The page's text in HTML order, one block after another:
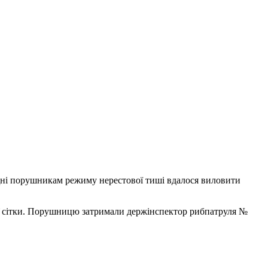
режиму нерестової тиші вдалося виловити
сітки. Порушницю затримали держінспектор рибпатруля №